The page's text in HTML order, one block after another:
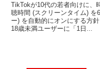
TikTokが10代の若者向けに、
聴時間 (スクリーンタイム) を
ー) を自動的にオンにする方
18歳未満ユーザーに「1日...